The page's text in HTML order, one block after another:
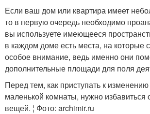
Если ваш дом или квартира имеет
то в первую очередь необходимо
вы используете имеющееся
в каждом доме есть места, на которые
особое внимание, ведь именно они
дополнительные площади для поля
Перед тем, как приступать к
маленькой комнаты, нужно избавиться
вещей. ¦ Фото: archimir.ru